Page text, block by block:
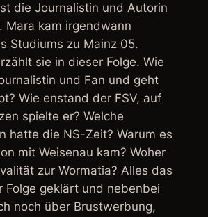
die Journalistin und Autorin
Mara kam irgendwann
Studiums zu Mainz 05.
sie in dieser Folge. Wie
und Fan und geht
Wie enstand der FSV, auf
spielte er? Welche
hatte die NS-Zeit? Warum es
mit Weisenau kam? Woher
zur Wormatia? Alles das
Folge geklärt und nebenbei
noch über Brustwerbung,